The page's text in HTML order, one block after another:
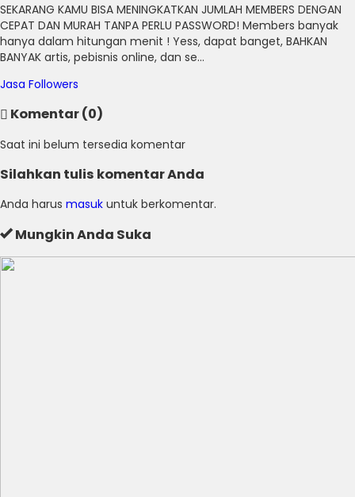
SEKARANG KAMU BISA MENINGKATKAN JUMLAH MEMBERS DENGAN
CEPAT DAN MURAH TANPA PERLU PASSWORD! Members banyak
hanya dalam hitungan menit ! Yess, dapat banget, BAHKAN
BANYAK artis, pebisnis online, dan se...
Jasa Followers
Komentar (0)
Saat ini belum tersedia komentar
Silahkan tulis komentar Anda
Anda harus masuk untuk berkomentar.
Mungkin Anda Suka